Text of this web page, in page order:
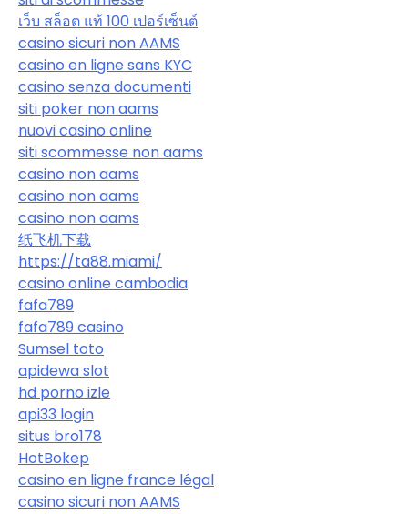
เว็บ สล็อต แท้ 100 เปอร์เซ็นต์
casino sicuri non AAMS
casino en ligne sans KYC
casino senza documenti
siti poker non aams
nuovi casino online
siti scommesse non aams
casino non aams
casino non aams
casino non aams
纸飞机下载
https://ta88.miami/
casino online cambodia
fafa789
fafa789 casino
Sumsel toto
apidewa slot
hd porno izle
api33 login
situs bro178
HotBokep
casino en ligne france légal
casino sicuri non AAMS